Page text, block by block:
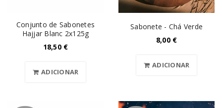
Conjunto de Sabonetes
Hajjar Blanc 2x125g
18,50 €
ADICIONAR
Sabonete - Chá Verde
8,00 €
ADICIONAR